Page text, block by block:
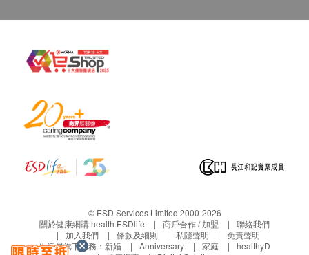
裂隙燈外眼及內眼檢查
題
淚膜破裂時間測試
淚膜破裂的時間、方式及規律可反影淚水及眼角膜
表面的狀況，穩定的淚膜可保持眼睛濕潤
淚水質素及質量評估
瞼板腺照影檢查
講解檢查結果及根據每個人的聽力需求及生活模式
聽覺檢查不會提供報告。
免責聲明：
途。當閣下身體健康出現任何疾病徵兆時，應立即
本服務/產品由商戶提供。生活易【健康網購
health.ESDlife】並沒有經營或提供本服務/產品。
有關此服務/產品的錯漏或延誤，或因使用此服務/
© ESD Services Limited 2000-2026
關於健康網購 health.ESDlife
商戶合作 / 加盟
聯絡我們
加入我們
條款及細則 私隱聲明
免責聲明
生活易旗下業務： 新婚 Anniversary 家庭
healthyD